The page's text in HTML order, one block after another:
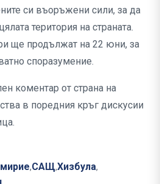
си въоръжени сили, за да
територия на страната.
ще продължат на 22 юни, за
споразумение.
коментар от страна на
в поредния кръг дискусии
,САЩ,Хизбула,